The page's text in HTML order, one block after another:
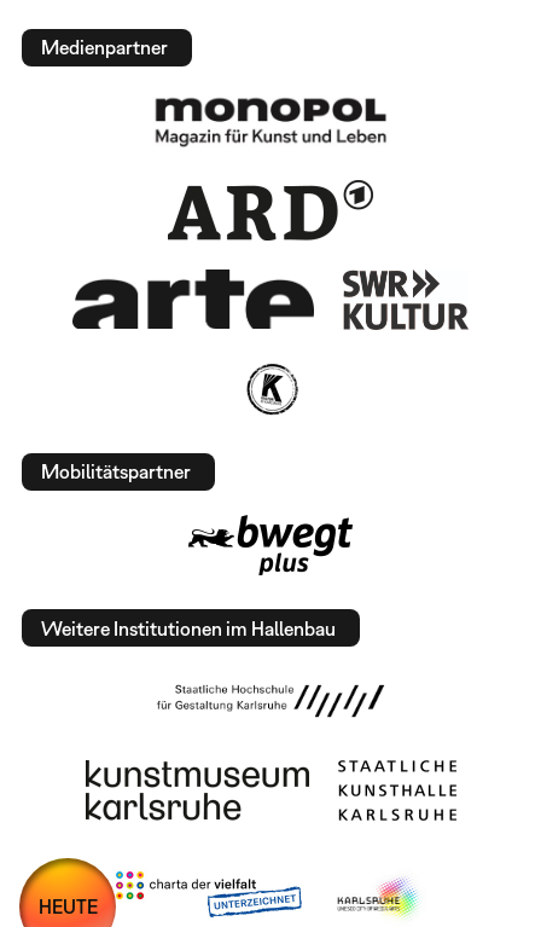
Medienpartner
Mobilitätspartner
Weitere Institutionen im Hallenbau
HEUTE